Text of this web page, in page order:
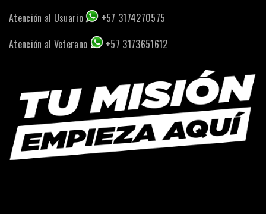
Atención al Usuario
+57 3174270575
Atención al Veterano
+57 3173651612